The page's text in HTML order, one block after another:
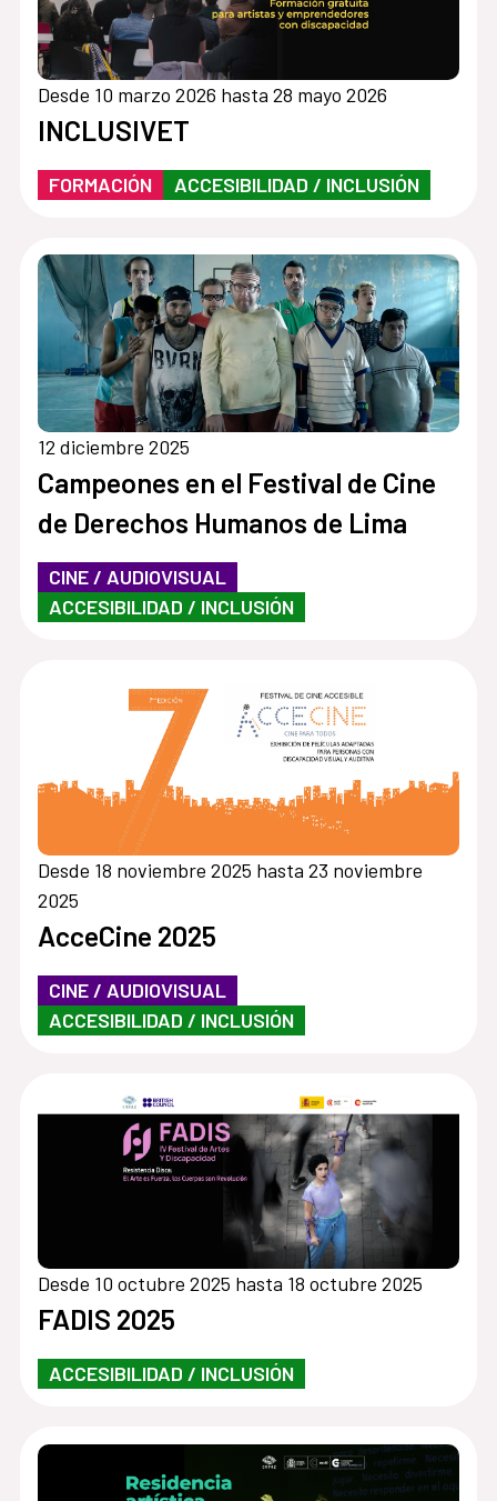
Desde 10 marzo 2026 hasta 28 mayo 2026
INCLUSIVET
FORMACIÓN ACCESIBILIDAD / INCLUSIÓN
12 diciembre 2025
Campeones en el Festival de Cine
de Derechos Humanos de Lima
CINE / AUDIOVISUAL
ACCESIBILIDAD / INCLUSIÓN
Desde 18 noviembre 2025 hasta 23 noviembre
2025
AcceCine 2025
CINE / AUDIOVISUAL
ACCESIBILIDAD / INCLUSIÓN
Desde 10 octubre 2025 hasta 18 octubre 2025
FADIS 2025
ACCESIBILIDAD / INCLUSIÓN